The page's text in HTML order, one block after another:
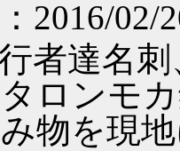
：2016/02/
者達名刺
ロンモ
物を現